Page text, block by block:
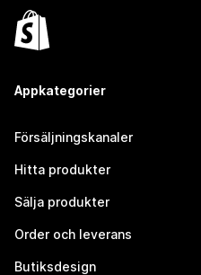
Appkategorier
Försäljningskanaler
Hitta produkter
Sälja produkter
Order och leverans
Butiksdesign